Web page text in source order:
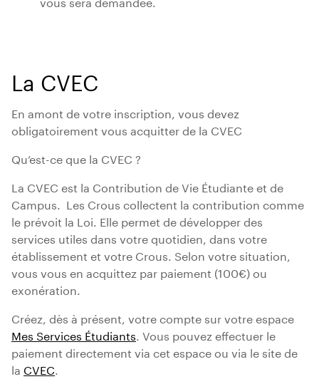
La CVEC
En amont de votre inscription, vous devez
obligatoirement vous acquitter de la CVEC
Qu’est-ce que la CVEC ?
La CVEC est la Contribution de Vie Étudiante et de
Campus. Les Crous collectent la contribution comme
le prévoit la Loi. Elle permet de développer des
services utiles dans votre quotidien, dans votre
établissement et votre Crous. Selon votre situation,
vous vous en acquittez par paiement (100€) ou
exonération.
Créez, dès à présent, votre compte sur votre espace
Mes Services Étudiants. Vous pouvez effectuer le
paiement directement via cet espace ou via le site de
la CVEC.